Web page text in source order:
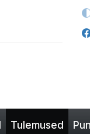
Tulemused